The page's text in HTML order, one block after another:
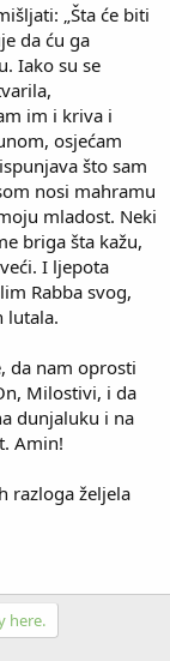
„Šta će biti
da ću ga
Iako su se
im i kriva i
osjećam
što sam
nosi mahramu
mladost. Neki
briga šta kažu,
I ljepota
Rabba svog,
lutala.
da nam oprosti
Milostivi, i da
dunjaluku i na
Amin!
razloga željela
here.